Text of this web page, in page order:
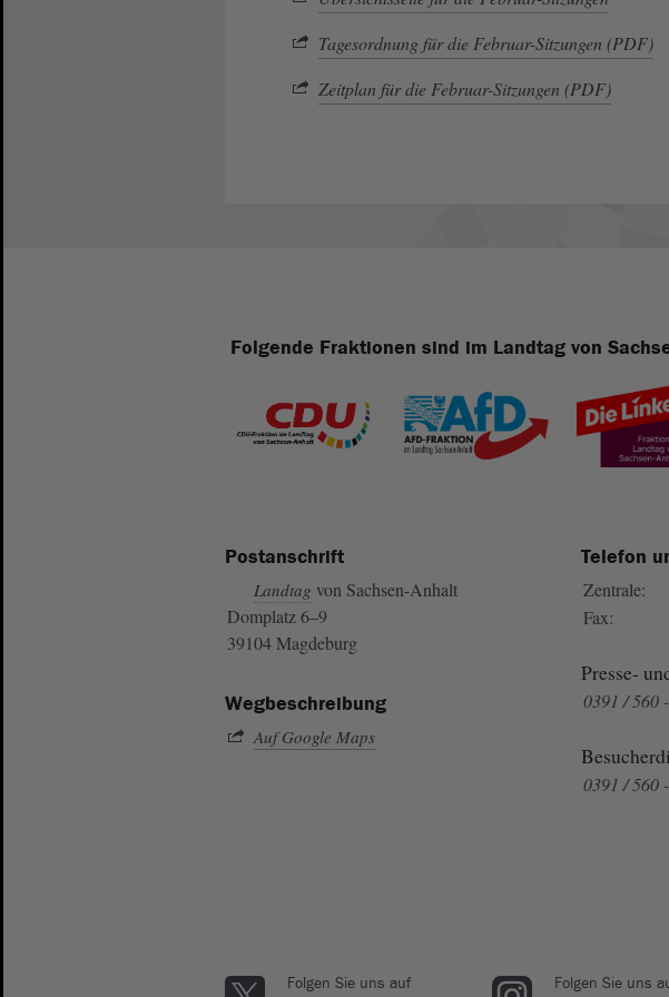
Tagesordnung für die Februar-Sitzungen (PDF)
Zeitplan für die Februar-Sitzungen (PDF)
Folgende Fraktionen sind im Landtag von
Postanschrift
Landtag von Sachsen-Anhalt
Domplatz 6–9
39104 Magdeburg
Wegbeschreibung
Auf Google Maps
Telefon
Zentrale:
Fax:
Presse-
0391 / 560
0391 / 560
Folgen Sie uns auf Folgen Sie uns